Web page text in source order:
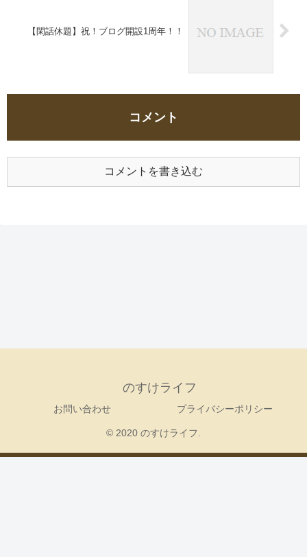
【閑話休題】祝！ブログ開設1周年！！
コメント
コメントを書き込む
のすけライフ
お問い合わせ プライバシーポリシー
© 2020 のすけライフ.